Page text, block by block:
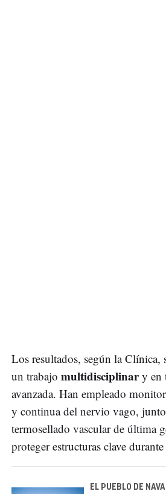
Los resultados, según la Clínica,
un trabajo multidisciplinary en
avanzada. Han empleado
y continua del nervio vago, junto
termosellado vascular de última
proteger estructuras clave
EL PUEBLO DE